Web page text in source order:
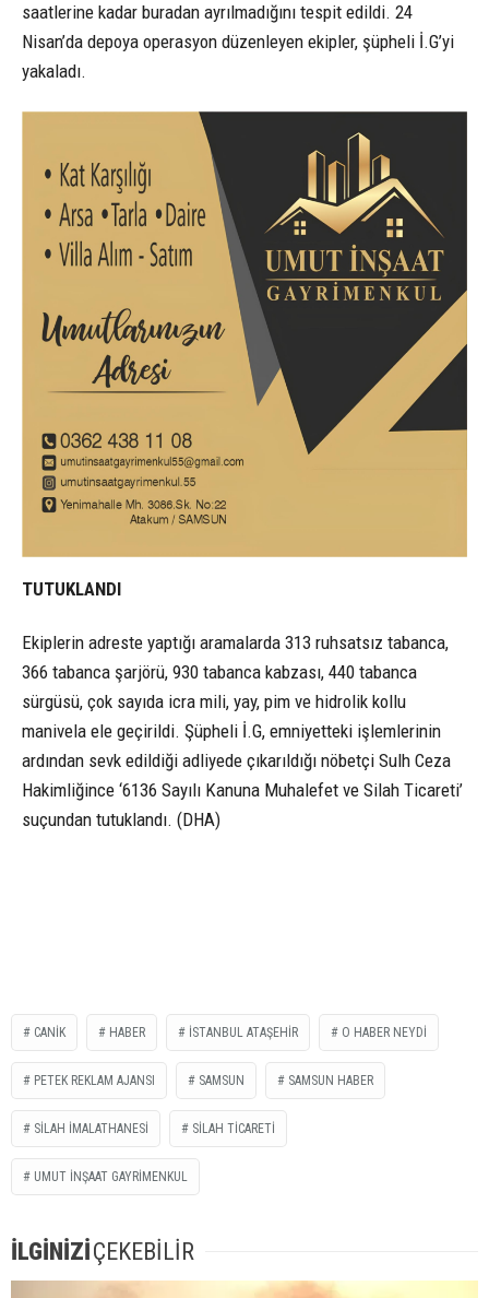
saatlerine kadar buradan ayrılmadığını tespit edildi. 24
Nisan’da depoya operasyon düzenleyen ekipler, şüpheli İ.G’yi
yakaladı.
TUTUKLANDI
Ekiplerin adreste yaptığı aramalarda 313 ruhsatsız tabanca,
366 tabanca şarjörü, 930 tabanca kabzası, 440 tabanca
sürgüsü, çok sayıda icra mili, yay, pim ve hidrolik kollu
manivela ele geçirildi. Şüpheli İ.G, emniyetteki işlemlerinin
ardından sevk edildiği adliyede çıkarıldığı nöbetçi Sulh Ceza
Hakimliğince ‘6136 Sayılı Kanuna Muhalefet ve Silah Ticareti’
suçundan tutuklandı. (DHA)
CANİK HABER İSTANBUL ATAŞEHİR O HABER NEYDİ
PETEK REKLAM AJANSI SAMSUN SAMSUN HABER
SİLAH İMALATHANESİ SİLAH TİCARETİ
UMUT İNŞAAT GAYRİMENKUL
İLGİNİZİÇEKEBİLİR